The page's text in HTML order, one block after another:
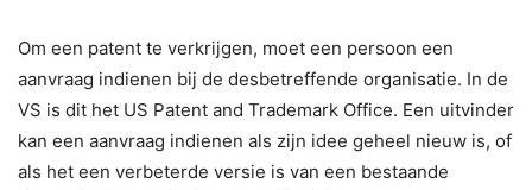
Om een patent te verkrijgen, moet een persoon een
aanvraag indienen bij de desbetreffende organisatie. In de
VS is dit het US Patent and Trademark Office. Een uitvinder
kan een aanvraag indienen als zijn idee geheel nieuw is, of
als het een verbeterde versie is van een bestaande